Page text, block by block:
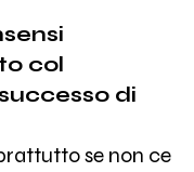
col
di
se non ce